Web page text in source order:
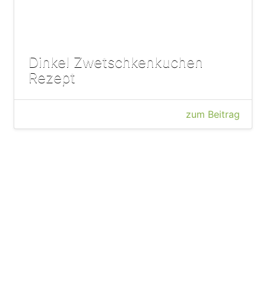
Dinkel Zwetschkenkuchen
Rezept
zum Beitrag